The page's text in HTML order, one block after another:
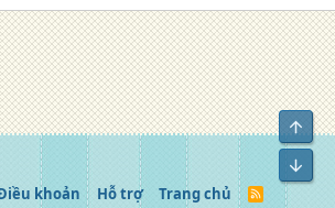
kết
khoản Hỗ trợ Trang chủ
R
Top